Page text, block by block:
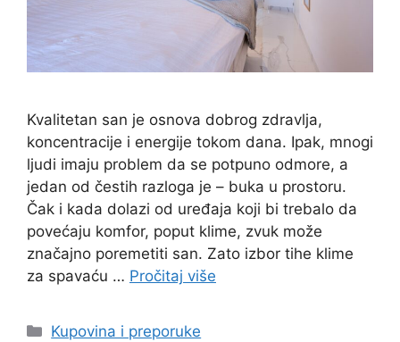
Kvalitetan san je osnova dobrog zdravlja,
koncentracije i energije tokom dana. Ipak, mnogi
ljudi imaju problem da se potpuno odmore, a
jedan od čestih razloga je – buka u prostoru.
Čak i kada dolazi od uređaja koji bi trebalo da
povećaju komfor, poput klime, zvuk može
značajno poremetiti san. Zato izbor tihe klime
za spavaću … Pročitaj više
Categories
Kupovina i preporuke